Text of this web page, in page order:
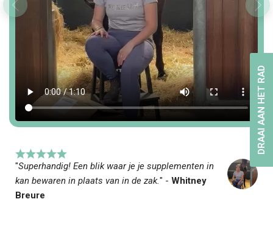
"Superhandig! Een blik waar je je supplementen in
kan bewaren in plaats van in de zak." - Whitney
Breure
DRAAI AAN HET RAD